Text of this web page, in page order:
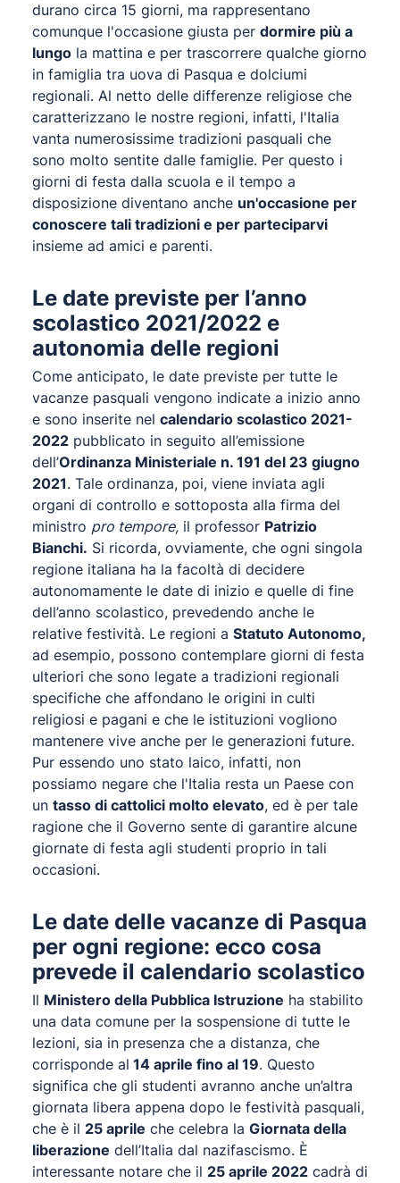
durano circa 15 giorni, ma rappresentano
comunque l'occasione giusta per dormire più a
lungo la mattina e per trascorrere qualche giorno
in famiglia tra uova di Pasqua e dolciumi
regionali. Al netto delle differenze religiose che
caratterizzano le nostre regioni, infatti, l'Italia
vanta numerosissime tradizioni pasquali che
sono molto sentite dalle famiglie. Per questo i
giorni di festa dalla scuola e il tempo a
disposizione diventano anche un'occasione per
conoscere tali tradizioni e per parteciparvi
insieme ad amici e parenti.
Le date previste per l’anno
scolastico 2021/2022 e
autonomia delle regioni
Come anticipato, le date previste per tutte le
vacanze pasquali vengono indicate a inizio anno
e sono inserite nel calendario scolastico 2021-
2022 pubblicato in seguito all’emissione
dell’Ordinanza Ministeriale n. 191 del 23 giugno
2021. Tale ordinanza, poi, viene inviata agli
organi di controllo e sottoposta alla firma del
ministro pro tempore, il professor Patrizio
Bianchi. Si ricorda, ovviamente, che ogni singola
regione italiana ha la facoltà di decidere
autonomamente le date di inizio e quelle di fine
dell’anno scolastico, prevedendo anche le
relative festività. Le regioni a Statuto Autonomo,
ad esempio, possono contemplare giorni di festa
ulteriori che sono legate a tradizioni regionali
specifiche che affondano le origini in culti
religiosi e pagani e che le istituzioni vogliono
mantenere vive anche per le generazioni future.
Pur essendo uno stato laico, infatti, non
possiamo negare che l'Italia resta un Paese con
un tasso di cattolici molto elevato, ed è per tale
ragione che il Governo sente di garantire alcune
giornate di festa agli studenti proprio in tali
occasioni.
Le date delle vacanze di Pasqua
per ogni regione: ecco cosa
prevede il calendario scolastico
Il Ministero della Pubblica Istruzione ha stabilito
una data comune per la sospensione di tutte le
lezioni, sia in presenza che a distanza, che
corrisponde al 14 aprile fino al 19. Questo
significa che gli studenti avranno anche un’altra
giornata libera appena dopo le festività pasquali,
che è il 25 aprile che celebra la Giornata della
liberazione dell’Italia dal nazifascismo. È
interessante notare che il 25 aprile 2022 cadrà di